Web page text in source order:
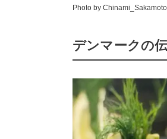
Photo by Chinami_Sakamoto
デンマークの